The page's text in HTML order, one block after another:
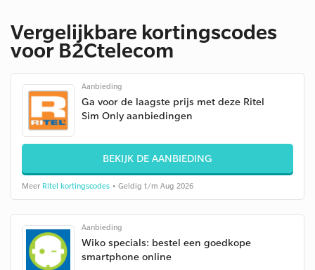
Vergelijkbare kortingscodes
voor B2Ctelecom
Aanbieding
Ga voor de laagste prijs met deze Ritel
Sim Only aanbiedingen
BEKIJK DE AANBIEDING
Meer Ritel kortingscodes • Geldig t/m Aug 2026
Aanbieding
Wiko specials: bestel een goedkope
smartphone online